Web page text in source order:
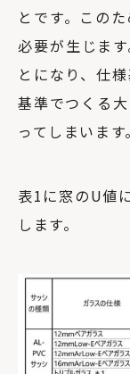
とです。この
必要が生じま
とになり、仕
基準でつくる
ってしまいます。
表1に窓のU値
します。